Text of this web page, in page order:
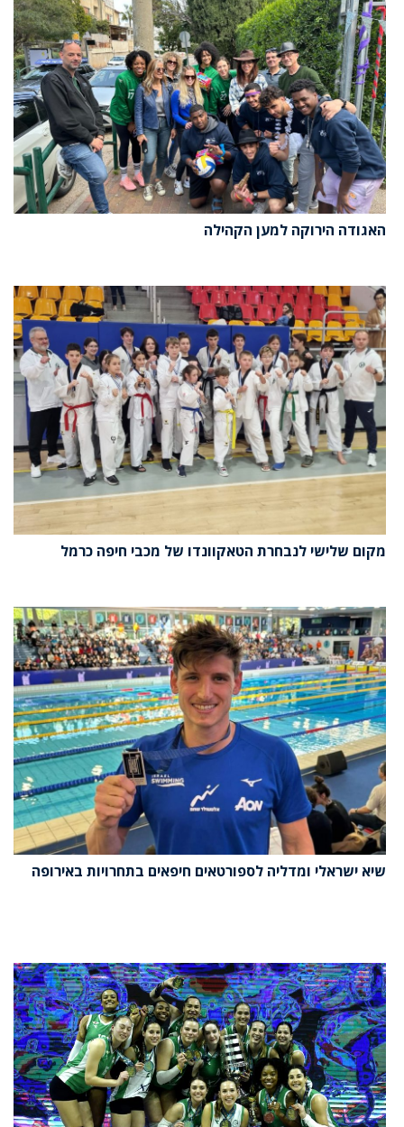
האגודה הירוקה למען הקהילה
מקום שלישי לנבחרת הטאקוונדו של מכבי חיפה כרמל
שיא ישראלי ומדליה לספורטאים חיפאים בתחרויות באירופה